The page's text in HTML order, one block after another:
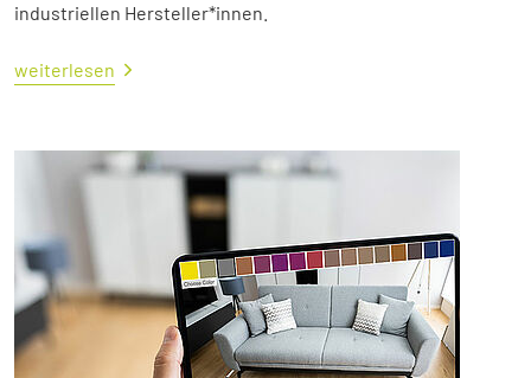
industriellen Hersteller*innen.
weiterlesen